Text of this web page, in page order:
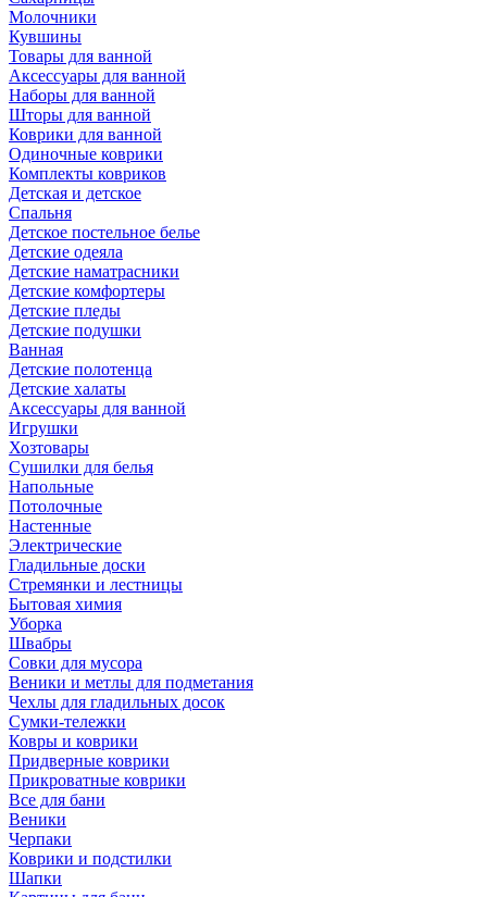
Молочники
Кувшины
Товары для ванной
Аксессуары для ванной
Наборы для ванной
Шторы для ванной
Коврики для ванной
Одиночные коврики
Комплекты ковриков
Детская и детское
Спальня
Детское постельное белье
Детские одеяла
Детские наматрасники
Детские комфортеры
Детские пледы
Детские подушки
Ванная
Детские полотенца
Детские халаты
Аксессуары для ванной
Игрушки
Хозтовары
Сушилки для белья
Напольные
Потолочные
Настенные
Электрические
Гладильные доски
Стремянки и лестницы
Бытовая химия
Уборка
Швабры
Совки для мусора
Веники и метлы для подметания
Чехлы для гладильных досок
Сумки-тележки
Ковры и коврики
Придверные коврики
Прикроватные коврики
Все для бани
Веники
Черпаки
Коврики и подстилки
Шапки